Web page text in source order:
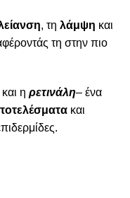
, τη λάμψη και
τη στην πιο
η ρετινάλη– ένα
και